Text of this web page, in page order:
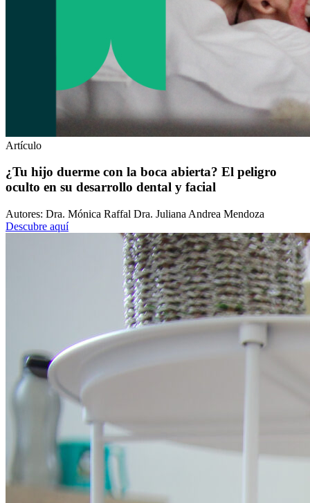
Artículo
¿Tu hijo duerme con la boca abierta? El peligro
oculto en su desarrollo dental y facial
Autores: Dra. Mónica Raffal Dra. Juliana Andrea Mendoza
Descubre aquí